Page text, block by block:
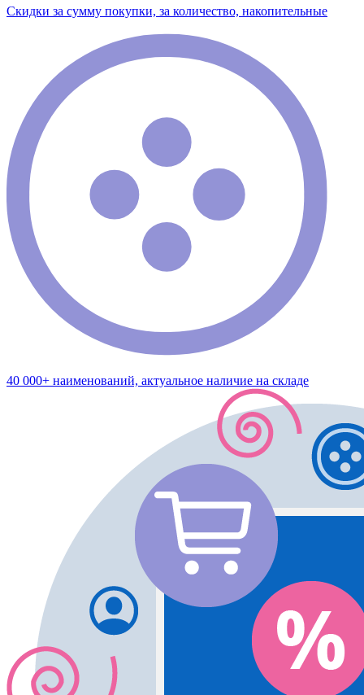
Скидки за сумму покупки, за количество, накопительные
40 000+ наименований, актуальное наличие на складе